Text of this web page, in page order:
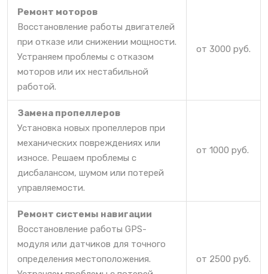
Ремонт моторов
Восстановление работы двигателей
при отказе или снижении мощности.
Устраняем проблемы с отказом
моторов или их нестабильной
работой.
от 3000 руб.
Замена пропеллеров
Установка новых пропеллеров при
механических повреждениях или
износе. Решаем проблемы с
дисбалансом, шумом или потерей
управляемости.
от 1000 руб.
Ремонт системы навигации
Восстановление работы GPS-
модуля или датчиков для точного
определения местоположения.
от 2500 руб.